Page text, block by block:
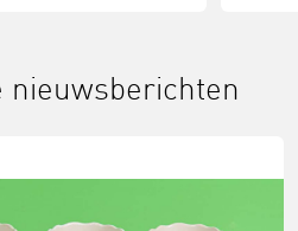
nieuwsberichten